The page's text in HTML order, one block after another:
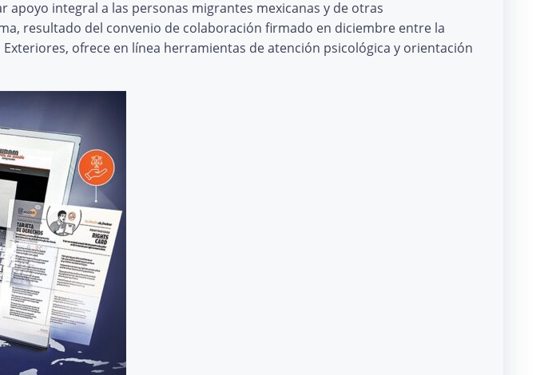
integral a las personas migrantes mexicanas y de otras
resultado del convenio de colaboración firmado en diciembre entre la
ofrece en línea herramientas de atención psicológica y orientación